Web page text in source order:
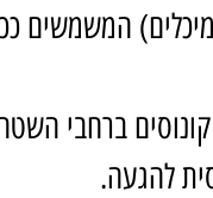
המשמשים
ברחבי
להגעה.